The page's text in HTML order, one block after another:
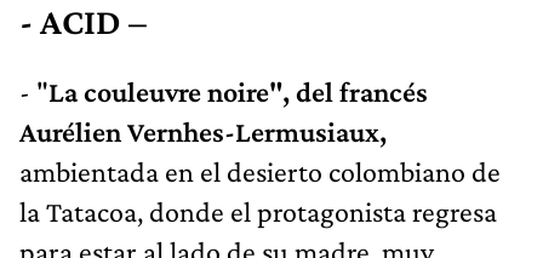
- ACID –
- "La couleuvre noire", del francés
Aurélien Vernhes-Lermusiaux,
ambientada en el desierto colombiano de
la Tatacoa, donde el protagonista regresa